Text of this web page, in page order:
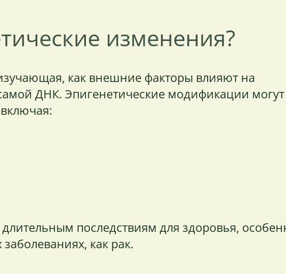
изменения?
как внешние факторы влияют на
ДНК. Эпигенетические модификации
последствиям для здоровья,
как рак.